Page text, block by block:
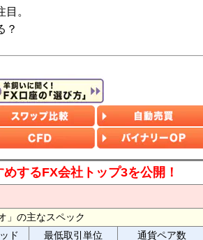
。
？
するFX会社トップ3を公開！
」の主なスペック
ド 最低取引単位
通貨ペア数